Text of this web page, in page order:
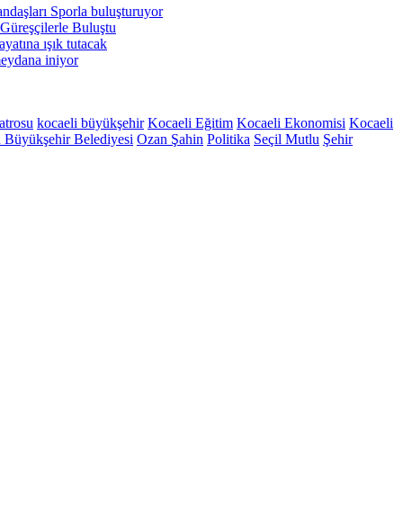
Sporla buluşturuyor
Buluştu
ışık tutacak
iniyor
kocaeli büyükşehir Kocaeli Eğitim Kocaeli Ekonomisi Kocaeli
Büyükşehir Belediyesi Ozan Şahin Politika Seçil Mutlu Şehir